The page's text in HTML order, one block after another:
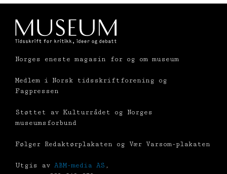
Norges eneste magasin for og om museum
Medlem i Norsk tidsskriftforening og
Fagpressen
Støttet av Kulturrådet og Norges
museumsforbund
Følger Redaktørplakaten og Vær Varsom-plakaten
Utgis av ABM-media AS ,